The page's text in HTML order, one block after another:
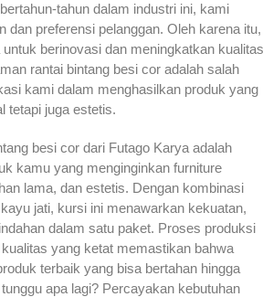
tahun dalam industri ini, kami
dan preferensi pelanggan. Oleh karena itu,
berinovasi dan meningkatkan kualitas
rantai bintang besi cor adalah salah
kami dalam menghasilkan produk yang
tetapi juga estetis.
besi cor dari Futago Karya adalah
kamu yang menginginkan furniture
lama, dan estetis. Dengan kombinasi
jati, kursi ini menawarkan kekuatan,
dalam satu paket. Proses produksi
yang ketat memastikan bahwa
terbaik yang bisa bertahan hingga
apa lagi? Percayakan kebutuhan